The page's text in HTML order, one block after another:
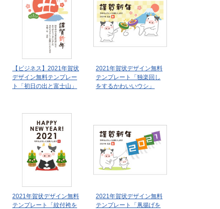
【ビジネス】2021年賀状
デザイン無料テンプレー
ト「初日の出と富士山」
2021年賀状デザイン無料
テンプレート「独楽回し
をするかわいいウシ」
2021年賀状デザイン無料
テンプレート「紋付袴を
2021年賀状デザイン無料
テンプレート「凧揚げを